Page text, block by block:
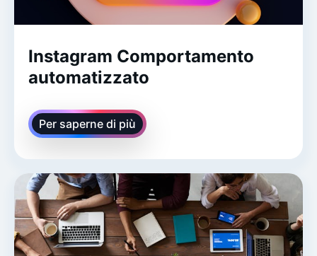
Instagram Comportamento
automatizzato
Per saperne di più